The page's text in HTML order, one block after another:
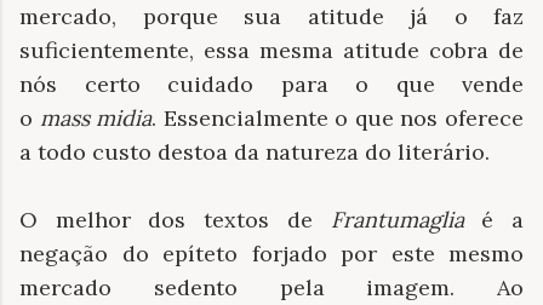
mercado, porque sua atitude já o faz
suficientemente, essa mesma atitude cobra de
nós certo cuidado para o que vende
o mass midia. Essencialmente o que nos oferece
a todo custo destoa da natureza do literário.
O melhor dos textos de Frantumagliaé a
negação do epíteto forjado por este mesmo
mercado sedento pela imagem. Ao